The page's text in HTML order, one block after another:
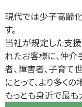
現代では少子高齢
す。
当社が規定した支
れたお客様に、仲介
者、障害者、子育て
にとって、より多く
もっとも身近で最も